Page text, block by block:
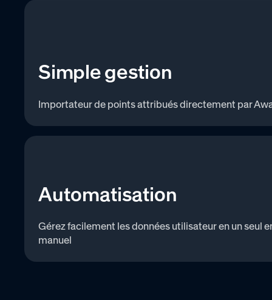
Simple gestion
Importateur de points attribués directement par
Automatisation
Gérez facilement les données utilisateur en un seul
manuel